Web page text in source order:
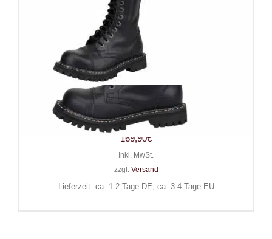
Angry Itch 20-Loch Gothic
Punk Army Ranger Lederstiefel
169,90€
Inkl. MwSt.
zzgl. Versand
Lieferzeit: ca. 1-2 Tage DE, ca. 3-4 Tage EU